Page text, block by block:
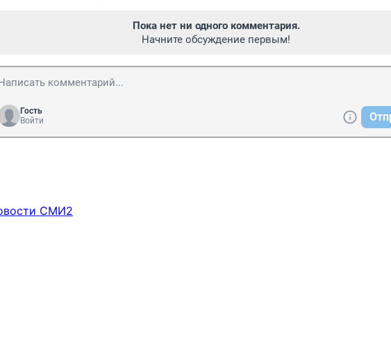
Пока нет ни одного комментария.
Начните обсуждение первым!
Гость
Войти
СМИ2